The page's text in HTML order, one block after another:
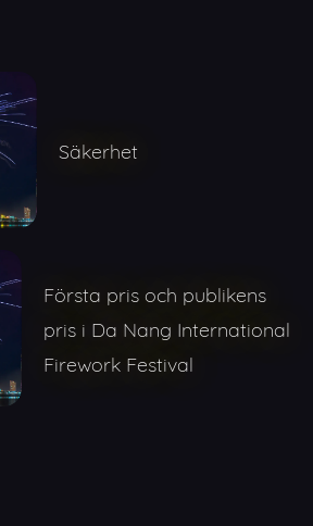
Säkerhet
Första pris och publikens
pris i Da Nang International
Firework Festival